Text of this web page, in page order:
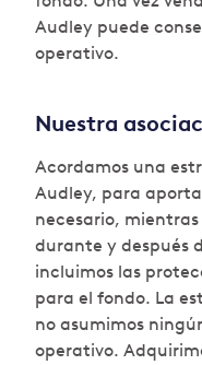
Audley puede
operativo.
Nuestra
Acordamos una
Audley, para
necesario,
durante y después
incluimos las
para el fondo. La
no asumimos
operativo.